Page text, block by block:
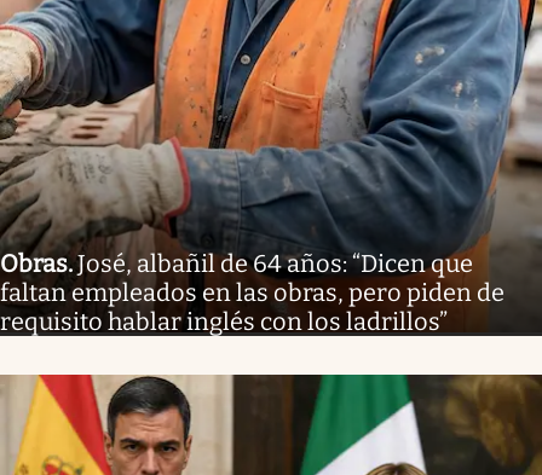
Obras.José, albañil de 64 años: “Dicen que
faltan empleados en las obras, pero piden de
requisito hablar inglés con los ladrillos”